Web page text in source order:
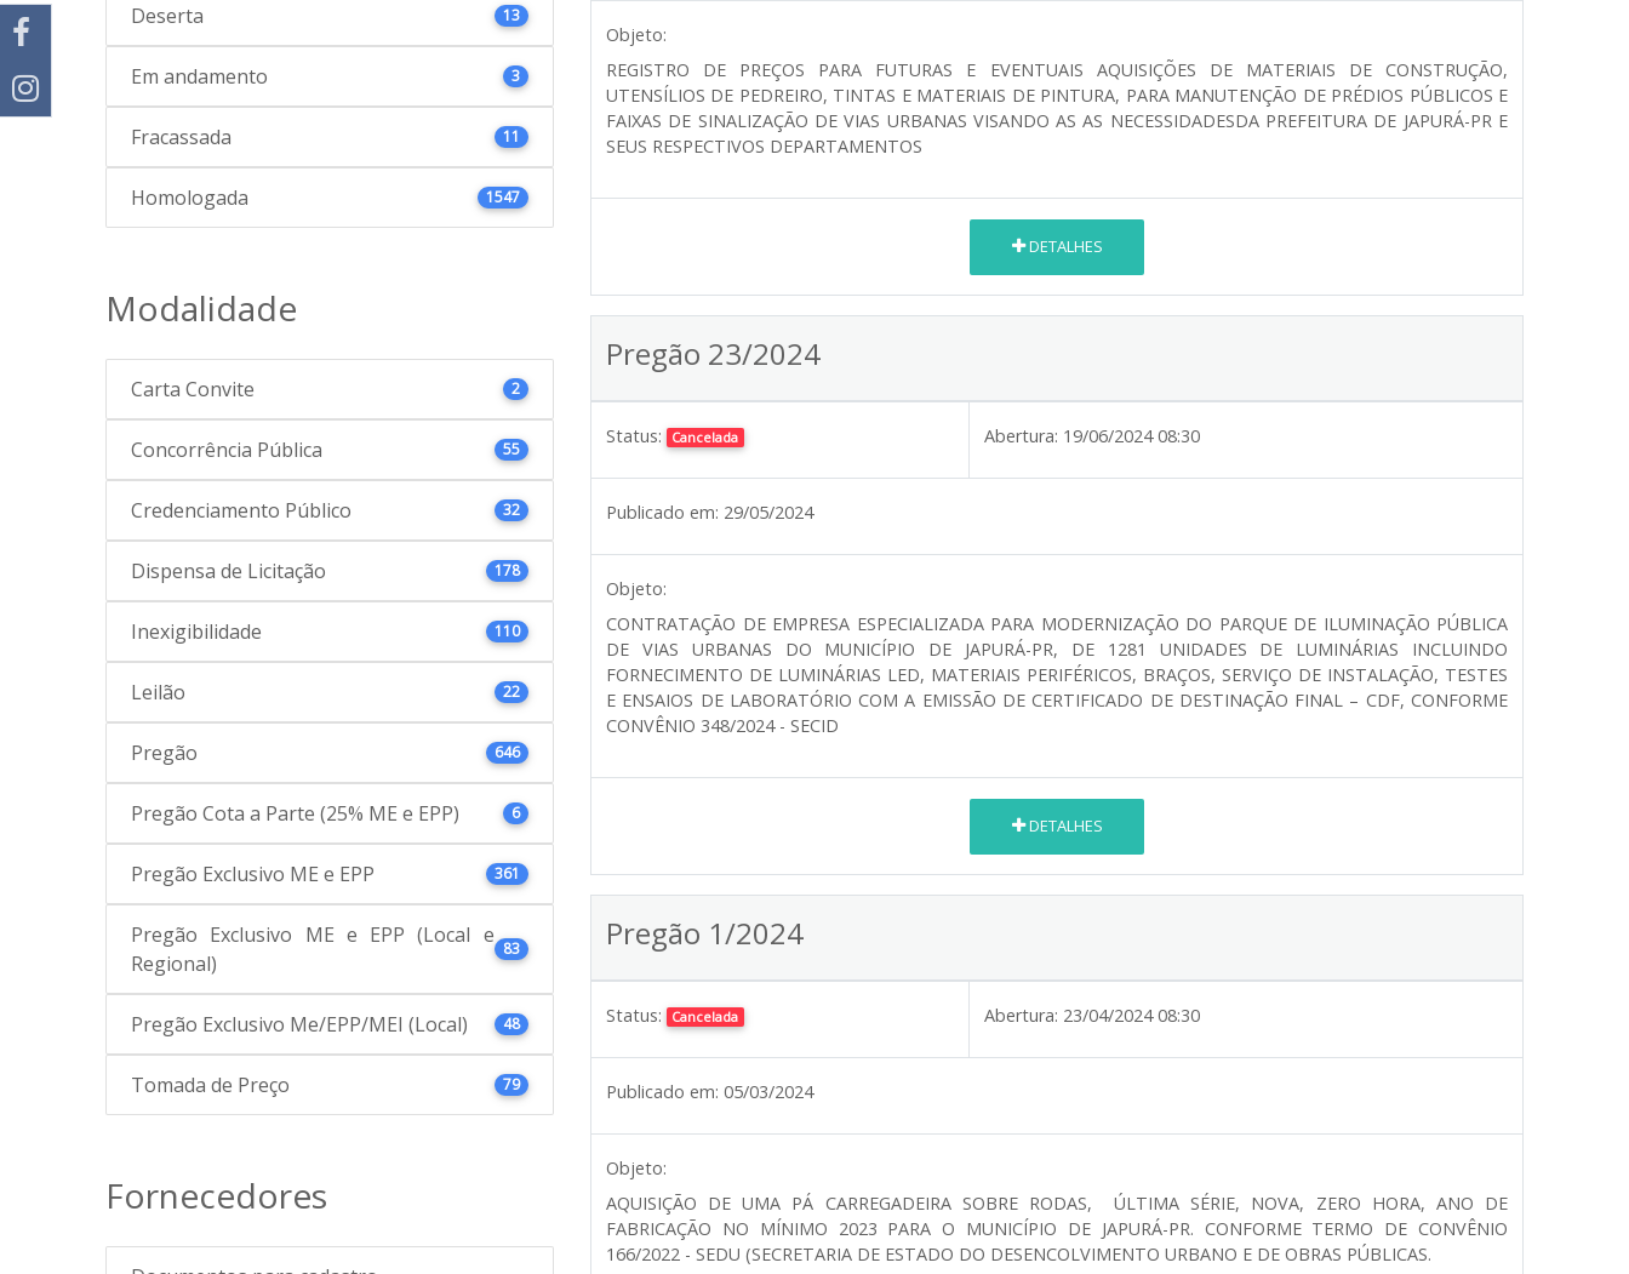
Deserta 13
Em andamento 3
Fracassada 11
Homologada 1547
Modalidade
Carta Convite 2
Concorrência Pública 55
Credenciamento Público 32
Dispensa de Licitação 178
Inexigibilidade 110
Leilão 22
Pregão 646
Pregão Cota a Parte (25% ME e EPP) 6
Pregão Exclusivo ME e EPP 361
Pregão Exclusivo ME e EPP (Local e
Regional)
83
Pregão Exclusivo Me/EPP/MEI (Local) 48
Tomada de Preço 79
Fornecedores
Objeto:
REGISTRO DE PREÇOS PARA FUTURAS E EVENTUAIS AQUISIÇÕES DE MATERIAIS DE CONSTRUÇÃO,
UTENSÍLIOS DE PEDREIRO, TINTAS E MATERIAIS DE PINTURA, PARA MANUTENÇÃO DE PRÉDIOS PÚBLICOS E
FAIXAS DE SINALIZAÇÃO DE VIAS URBANAS VISANDO AS AS NECESSIDADESDA PREFEITURA DE JAPURÁ-PR E
SEUS RESPECTIVOS DEPARTAMENTOS
DETALHES
Pregão 23/2024
Status: Cancelada Abertura: 19/06/2024 08:30
Publicado em: 29/05/2024
Objeto:
CONTRATAÇÃO DE EMPRESA ESPECIALIZADA PARA MODERNIZAÇÃO DO PARQUE DE ILUMINAÇÃO PÚBLICA
DE VIAS URBANAS DO MUNICÍPIO DE JAPURÁ-PR, DE 1281 UNIDADES DE LUMINÁRIAS INCLUINDO
FORNECIMENTO DE LUMINÁRIAS LED, MATERIAIS PERIFÉRICOS, BRAÇOS, SERVIÇO DE INSTALAÇÃO, TESTES
E ENSAIOS DE LABORATÓRIO COM A EMISSÃO DE CERTIFICADO DE DESTINAÇÃO FINAL – CDF, CONFORME
CONVÊNIO 348/2024 - SECID
DETALHES
Pregão 1/2024
Status: Cancelada Abertura: 23/04/2024 08:30
Publicado em: 05/03/2024
Objeto:
AQUISIÇÃO DE UMA PÁ CARREGADEIRA SOBRE RODAS, ÚLTIMA SÉRIE, NOVA, ZERO HORA, ANO DE
FABRICAÇÃO NO MÍNIMO 2023 PARA O MUNICÍPIO DE JAPURÁ-PR. CONFORME TERMO DE CONVÊNIO
166/2022 - SEDU (SECRETARIA DE ESTADO DO DESENCOLVIMENTO URBANO E DE OBRAS PÚBLICAS.